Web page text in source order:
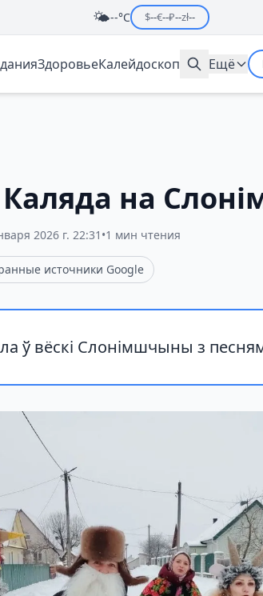
🌤️--°C $--€--₽--zł--
ЗдоровьеКалейдоскоп Ещё
Каляда на
2026 г. 22:31 •1 мин чтения
источники Google
ў вёскі Слонімшчыны з